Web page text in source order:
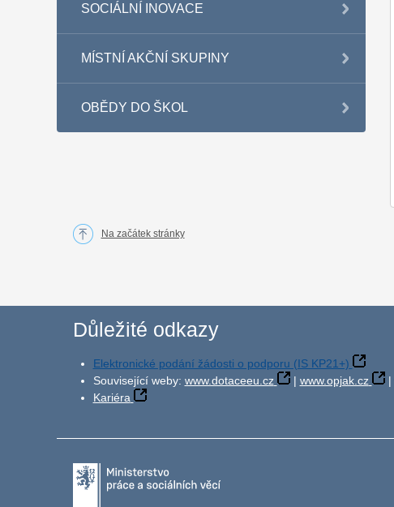
SOCIÁLNÍ INOVACE
MÍSTNÍ AKČNÍ SKUPINY
OBĚDY DO ŠKOL
Na začátek stránky
Důležité odkazy
Elektronické podání žádosti o podporu (IS KP21+)
Související weby: www.dotaceeu.cz | www.opjak.cz |
Kariéra